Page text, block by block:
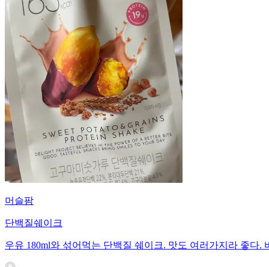
머슬팜
단백질쉐이크
우유 180ml와 섞어먹는 단백질 쉐이크. 맛도 여러가지라 좋다